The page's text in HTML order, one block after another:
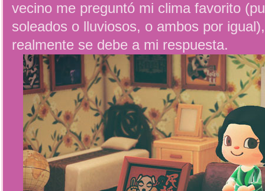
vecino me preguntó mi clima favorito
soleados o lluviosos, o ambos por
realmente se debe a mi respuesta.